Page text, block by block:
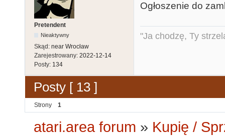
Pretendent
Nieaktywny
Skąd: near Wrocław
Zarejestrowany: 2022-12-14
Posty: 134
Ogłoszenie do
"Ja chodzę, Ty
Posty [ 13 ]
Strony 1
atari.area forum » Kupię /